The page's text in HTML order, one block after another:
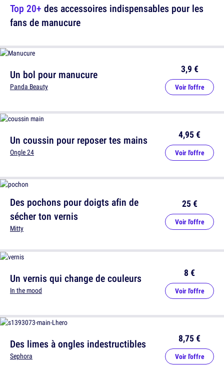
Top 20+ des accessoires indispensables pour les
fans de manucure
Des pochons pour doigts afin de
sécher ton vernis
Mitty
25 €
Voir l'offre
Des limes à ongles indestructibles
Sephora
8,75 €
Voir l'offre
Un bol pour manucure
Panda Beauty
3,9 €
Voir l'offre
Un coussin pour reposer tes mains
Ongle 24
4,95 €
Voir l'offre
Un vernis qui change de couleurs
In the mood
8 €
Voir l'offre